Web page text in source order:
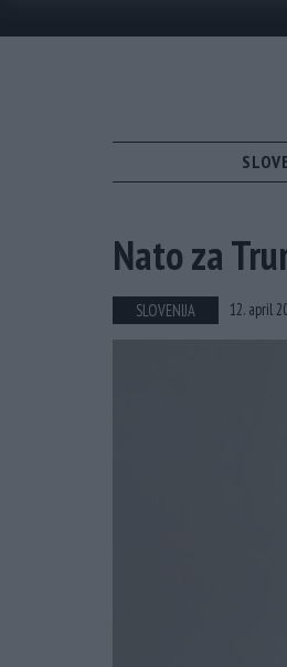
Nato za
SLOVENIJA 12. april